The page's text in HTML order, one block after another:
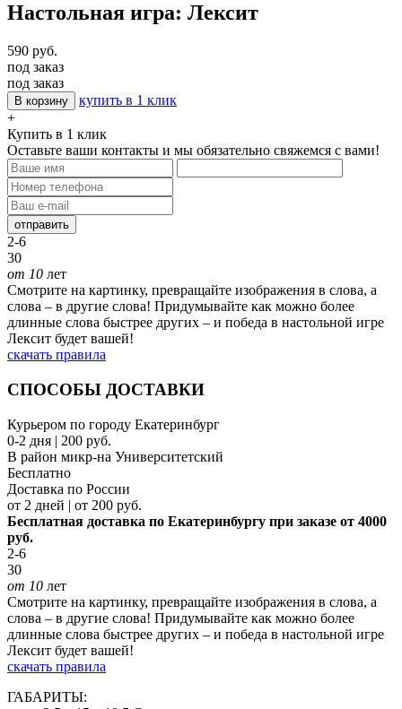
Настольная игра: Лексит
590 руб.
под заказ
под заказ
В корзину
купить в 1 клик
+
Купить в 1 клик
Оставьте ваши контакты и мы обязательно свяжемся с вами!
отправить
2-6
30
от 10 лет
Смотрите на картинку, превращайте изображения в слова, а
слова – в другие слова! Придумывайте как можно более
длинные слова быстрее других – и победа в настольной игре
Лексит будет вашей!
скачать правила
СПОСОБЫ ДОСТАВКИ
Курьером по городу Екатеринбург
0-2 дня | 200 руб.
В район микр-на Университетский
Бесплатно
Доставка по России
от 2 дней | от 200 руб.
Бесплатная доставка по Екатеринбургу при заказе от 4000
руб.
2-6
30
от 10 лет
Смотрите на картинку, превращайте изображения в слова, а
слова – в другие слова! Придумывайте как можно более
длинные слова быстрее других – и победа в настольной игре
Лексит будет вашей!
скачать правила
ГАБАРИТЫ: